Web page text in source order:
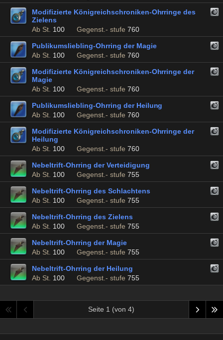
Modifizierte Königreichschroniken-Ohrringe des
Zielens
Ab St. 100 Gegenst.- stufe 760
Publikumsliebling-Ohrring der Magie
Ab St. 100 Gegenst.- stufe 760
Modifizierte Königreichschroniken-Ohrringe der
Magie
Ab St. 100 Gegenst.- stufe 760
Publikumsliebling-Ohrring der Heilung
Ab St. 100 Gegenst.- stufe 760
Modifizierte Königreichschroniken-Ohrringe der
Heilung
Ab St. 100 Gegenst.- stufe 760
Nebeltrift-Ohrring der Verteidigung
Ab St. 100 Gegenst.- stufe 755
Nebeltrift-Ohrring des Schlachtens
Ab St. 100 Gegenst.- stufe 755
Nebeltrift-Ohrring des Zielens
Ab St. 100 Gegenst.- stufe 755
Nebeltrift-Ohrring der Magie
Ab St. 100 Gegenst.- stufe 755
Nebeltrift-Ohrring der Heilung
Ab St. 100 Gegenst.- stufe 755
Seite 1 (von 4)